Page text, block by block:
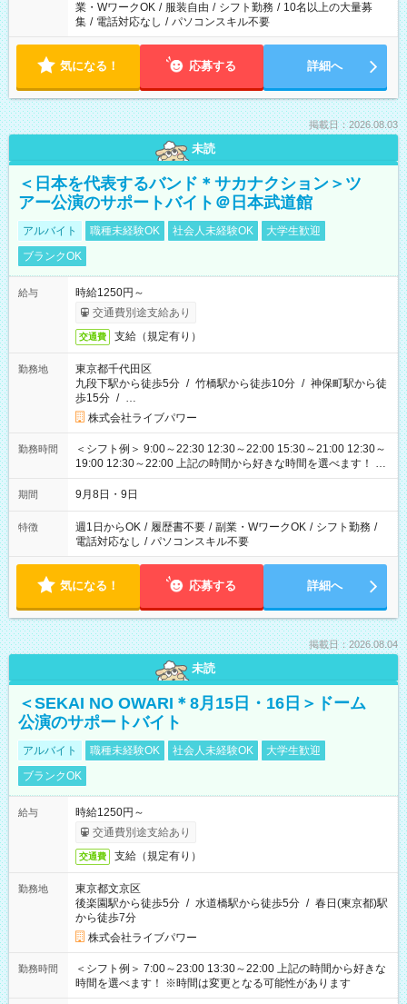
業・WワークOK / 服装自由 / シフト勤務 / 10名以上の大量募
集 / 電話対応なし / パソコンスキル不要
気になる！ 応募する 詳細へ
掲載日：2026.08.03
未読
＜日本を代表するバンド＊サカナクション＞ツ
アー公演のサポートバイト＠日本武道館
アルバイト 職種未経験OK 社会人未経験OK
大学生歓迎
ブランクOK
給与
時給1250円～
交通費別途支給あり
交通費 支給（規定有り）
勤務地
東京都千代田区
九段下駅から徒歩5分 / 竹橋駅から徒歩10分 / 神保町駅から徒
歩15分 / …
株式会社ライブパワー
勤務時間
＜シフト例＞ 9:00～22:30 12:30～22:00 15:30～21:00 12:30～
19:00 12:30～22:00 上記の時間から好きな時間を選べます！ ※
時間は変更となる可能性があります
期間 9月8日・9日
特徴 週1日からOK / 履歴書不要 / 副業・WワークOK / シフト勤務 /
電話対応なし / パソコンスキル不要
気になる！ 応募する 詳細へ
掲載日：2026.08.04
未読
＜SEKAI NO OWARI＊8月15日・16日＞ドーム
公演のサポートバイト
アルバイト 職種未経験OK 社会人未経験OK
大学生歓迎
ブランクOK
給与
時給1250円～
交通費別途支給あり
交通費 支給（規定有り）
勤務地
東京都文京区
後楽園駅から徒歩5分 / 水道橋駅から徒歩5分 / 春日(東京都)駅
から徒歩7分
株式会社ライブパワー
勤務時間
＜シフト例＞ 7:00～23:00 13:30～22:00 上記の時間から好きな
時間を選べます！ ※時間は変更となる可能性があります